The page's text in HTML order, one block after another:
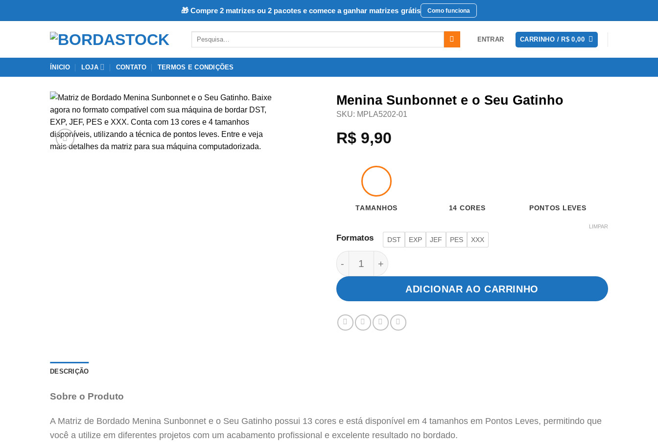
🎁 Compre 2 matrizes ou 2 pacotes e comece a ganhar matrizes grátis Como funciona
Pesquisar
ENTRAR CARRINHO /R$ 0,00
ÍNICIO LOJA CONTATO TERMOS E CONDIÇÕES
Favoritar
Menina Sunbonnet e o Seu Gatinho
SKU: MPLA5202-01
R$ 9,90
Formatos DST EXP JEF PES XXX
LIMPAR
Menina Sunbonnet e o Seu Gatinho quantidade
ADICIONAR AO CARRINHO
DESCRIÇÃO
Sobre o Produto
A Matriz de Bordado Menina Sunbonnet e o Seu Gatinho possui 13 cores e está disponível em 4 tamanhos em Pontos Leves, permitindo que
você a utilize em diferentes projetos com um acabamento profissional e excelente resultado no bordado.